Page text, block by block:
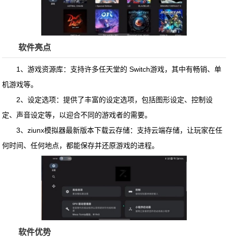
软件亮点
1、游戏资源库：支持许多任天堂的 Switch游戏，其中有畅销、单
机游戏等。
2、设定选项：提供了丰富的设定选项，包括图形设定、控制设
定、声音设定等，以迎合不同的游戏者的需要。
3、ziunx模拟器最新版本下载云存储：支持云端存储，让玩家在任
何时间、任何地点，都能保存并还原游戏的进程。
软件优势